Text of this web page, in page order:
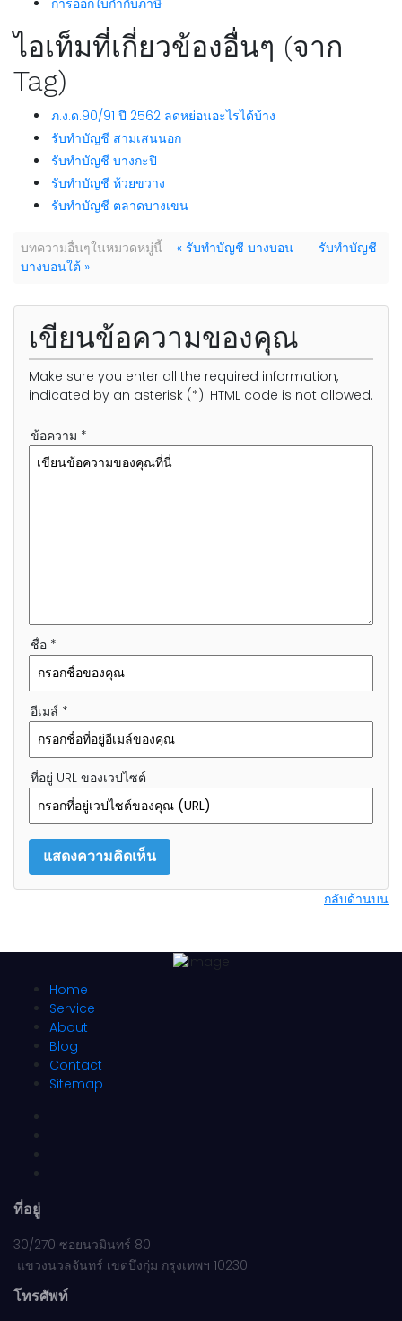
การออกใบกำกับภาษี
ไอเท็มที่เกี่ยวข้องอื่นๆ (จาก
Tag)
ภ.ง.ด.90/91 ปี 2562 ลดหย่อนอะไรได้บ้าง
รับทำบัญชี สามเสนนอก
รับทำบัญชี บางกะปิ
รับทำบัญชี ห้วยขวาง
รับทำบัญชี ตลาดบางเขน
บทความอื่นๆในหมวดหมู่นี้ « รับทำบัญชี บางบอน
รับทำบัญชี
บางบอนใต้ »
เขียนข้อความของคุณ
Make sure you enter all the required information,
indicated by an asterisk (*). HTML code is not allowed.
ข้อความ *
ชื่อ *
อีเมล์ *
ที่อยู่ URL ของเวปไซต์
กลับด้านบน
Home
Service
About
Blog
Contact
Sitemap
ที่อยู่
30/270 ซอยนวมินทร์ 80
แขวงนวลจันทร์ เขตบึงกุ่ม กรุงเทพฯ 10230
โทรศัพท์